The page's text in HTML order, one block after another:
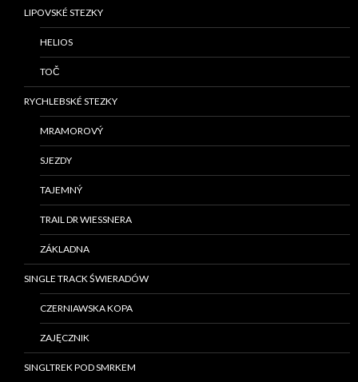
LIPOVSKÉ STEZKY
HELIOS
TOČ
RYCHLEBSKÉ STEZKY
MRAMOROVÝ
SJEZDY
TAJEMNÝ
TRAIL DR WIESSNERA
ZÁKLADNA
SINGLE TRACK ŚWIERADÓW
CZERNIAWSKA KOPA
ZAJĘCZNIK
SINGLTREK POD SMRKEM